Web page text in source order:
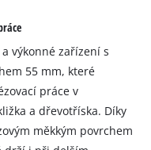
výkonné zařízení s
55 mm, které
práce v
a dřevotříska. Díky
měkkým povrchem